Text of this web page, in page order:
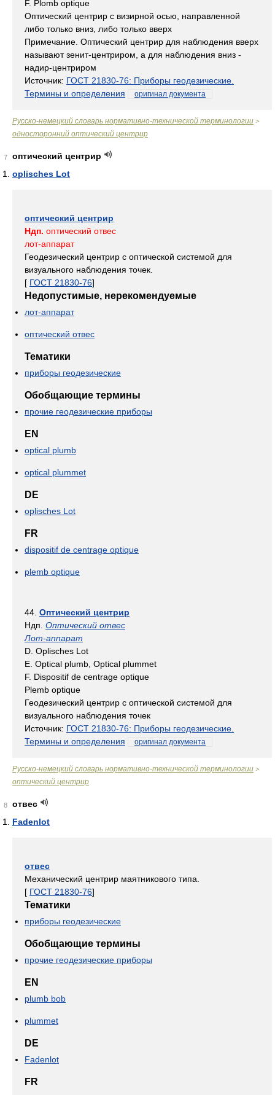
F. Plomb optique
Оптический центрир с визирной осью, направленной
либо только вниз, либо только вверх
Примечание. Оптический центрир для наблюдения вверх
называют зенит-центриром, а для наблюдения вниз -
надир-центриром
Источник: ГОСТ 21830-76: Приборы геодезические.
Термины и определения
оригинал документа
Русско-немецкий словарь нормативно-технической терминологии >
односторонний оптический центрир
7
оптический центрир
oplisches Lot
оптический центрир
Ндп. оптический отвес
лот-аппарат
Геодезический центрир с оптической системой для
визуального наблюдения точек.
[ ГОСТ 21830-76]
Недопустимые, нерекомендуемые
лот-аппарат
оптический отвес
Тематики
приборы геодезические
Обобщающие термины
прочие геодезические приборы
EN
optical plumb
optical plummet
DE
oplisches Lot
FR
dispositif de centrage optique
plemb optique
44. Оптический центрир
Ндп. Оптический отвес
Лот-аппарат
D. Oplisches Lot
E. Optical plumb, Optical plummet
F. Dispositif de centrage optique
Plemb optique
Геодезический центрир с оптической системой для
визуального наблюдения точек
Источник: ГОСТ 21830-76: Приборы геодезические.
Термины и определения
оригинал документа
Русско-немецкий словарь нормативно-технической терминологии >
оптический центрир
8
отвес
Fadenlot
отвес
Механический центрир маятникового типа.
[ ГОСТ 21830-76]
Тематики
приборы геодезические
Обобщающие термины
прочие геодезические приборы
EN
plumb bob
plummet
DE
Fadenlot
FR